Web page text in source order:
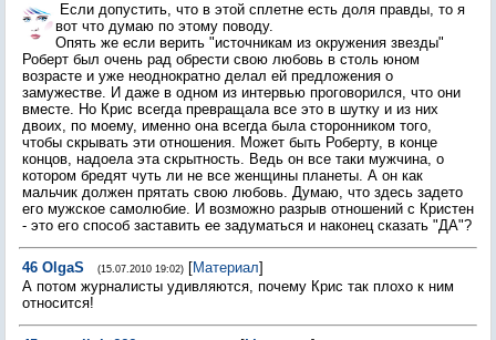
Если допустить, что в этой сплетне есть доля правды, то я
вот что думаю по этому поводу.
Опять же если верить "источникам из окружения звезды"
Роберт был очень рад обрести свою любовь в столь юном
возрасте и уже неоднократно делал ей предложения о
замужестве. И даже в одном из интервью проговорился, что они
вместе. Но Крис всегда превращала все это в шутку и из них
двоих, по моему, именно она всегда была сторонником того,
чтобы скрывать эти отношения. Может быть Роберту, в конце
концов, надоела эта скрытность. Ведь он все таки мужчина, о
котором бредят чуть ли не все женщины планеты. А он как
мальчик должен прятать свою любовь. Думаю, что здесь задето
его мужское самолюбие. И возможно разрыв отношений с Кристен
- это его способ заставить ее задуматься и наконец сказать "ДА"?
46 OlgaS (15.07.2010 19:02) [Материал]
А потом журналисты удивляются, почему Крис так плохо к ним
относится!